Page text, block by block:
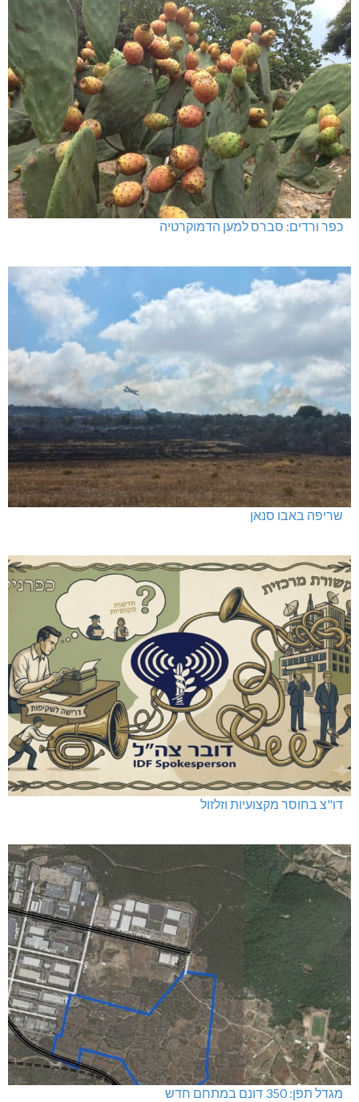
כפר ורדים: סברס למען הדמוקרטיה
שריפה באבו סנאן
דו"צ בחוסר מקצועיות וזלזול
מגדל תפן: 350 דונם במתחם חדש